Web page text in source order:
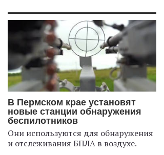
В Пермском крае установят
новые станции обнаружения
беспилотников
Они используются для обнаружения
и отслеживания БПЛА в воздухе.